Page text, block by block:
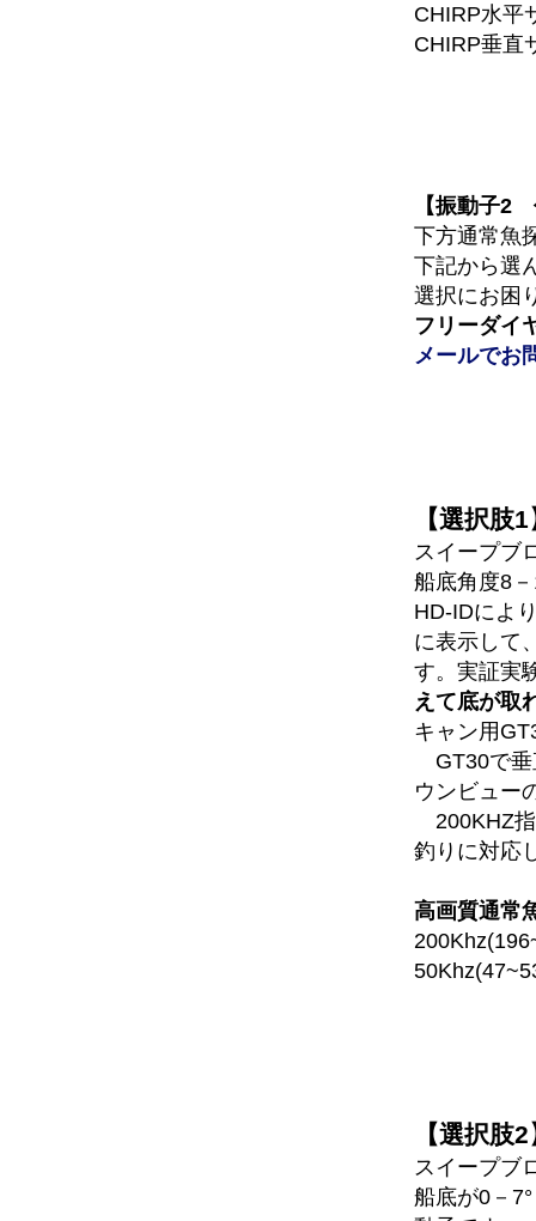
CHIRP水平
CHIRP垂直
【振動子2
下方通常魚
下記から選
選択にお困
フリーダイ
メールでお
【選択肢
スイープブ
船底角度8
HD-IDによ
に表示して
す。実証実
えて底が取
キャン用
GT30で垂
ウンビュー
200KHZ
釣りに対応
高画質通常
【選択肢
スイープブ
船底が0－